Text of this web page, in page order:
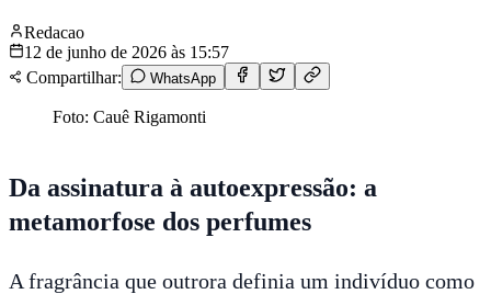
Redacao
12 de junho de 2026 às 15:57
Compartilhar:
WhatsApp
Foto: Cauê Rigamonti
Da assinatura à autoexpressão: a
metamorfose dos perfumes
A fragrância que outrora definia um indivíduo como